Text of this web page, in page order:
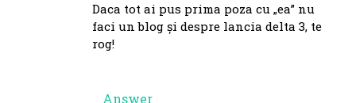
Daca tot ai pus prima poza cu „ea” nu
faci un blog și despre lancia delta 3, te
rog!
Answer